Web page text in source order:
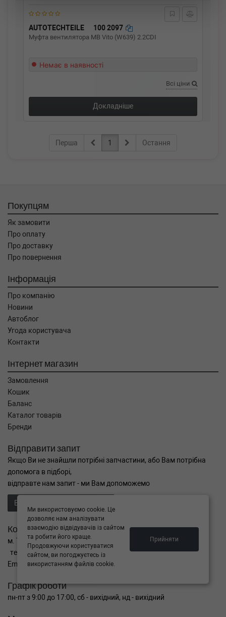
AUTOTECHTEILE 100 2097
Муфта вентилятора MB Vito (W639) 2.2CDI
Немає в наявності
Всі ціни
Докладніше
Перша 1 Остання
Покупцям
Як замовити
Про оплату
Про доставку
Про повернення
Інформація
Про компанію
Новини
Автоблог
Угода користувача
Контакти
Інтернет магазин
Замовлення
Кошик
Баланс
Каталог товарів
Бренди
Відправити запит
Якщо Ви не знайшли потрібні запчастини, або Вам потрібна
допомога в підборі,
відправте нам запит - ми Вам допоможемо
Відправити запит продавцю
Контакти
м. Тернопіль вул. Микулинецька 106а
тел. +38(099)650-59-19
Email. autokitparts@yahoo.com
Графік роботи
пн-пт з 9:00 до 17:00, сб - вихідний, нд - вихідний
Ми використовуємо cookie. Це
дозволяє нам аналізувати
взаємодію відвідувачів із сайтом
та робити його краще.
Продовжуючи користуватися
сайтом, ви погоджуєтесь із
використанням файлів cookie.
Прийняти